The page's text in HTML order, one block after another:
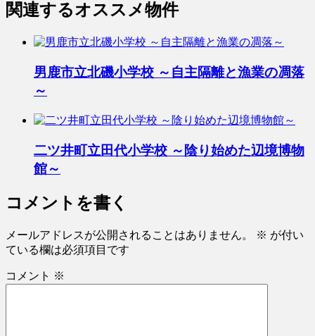
関連するオススメ物件
男鹿市立北磯小学校 ～自主隔離と漁業の凋落
～
二ツ井町立田代小学校 ～陰り始めた辺境博物
館～
コメントを書く
メールアドレスが公開されることはありません。 ※ が付い
ている欄は必須項目です
コメント ※